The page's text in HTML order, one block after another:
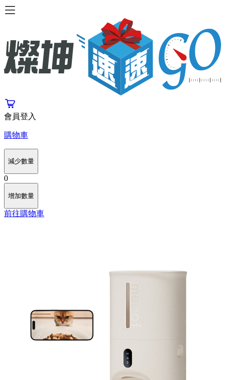
會員登入
購物車
減少數量
0
增加數量
前往購物車